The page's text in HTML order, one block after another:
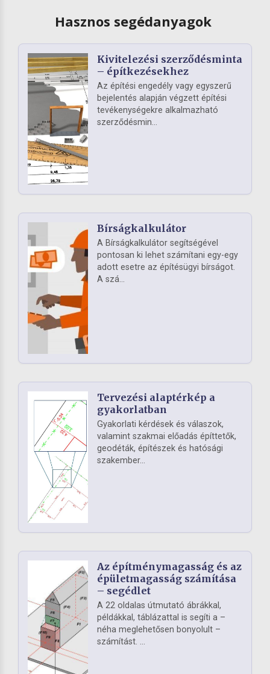
Hasznos segédanyagok
Kivitelezési szerződésminta
– építkezésekhez
Az építési engedély vagy egyszerű
bejelentés alapján végzett építési
tevékenységekre alkalmazható
szerződésmin...
Bírságkalkulátor
A Bírságkalkulátor segítségével
pontosan ki lehet számítani egy-egy
adott esetre az építésügyi bírságot.
A szá...
Tervezési alaptérkép a
gyakorlatban
Gyakorlati kérdések és válaszok,
valamint szakmai előadás építtetők,
geodéták, építészek és hatósági
szakember...
Az építménymagasság és az
épületmagasság számítása
– segédlet
A 22 oldalas útmutató ábrákkal,
példákkal, táblázattal is segíti a –
néha meglehetősen bonyolult –
számítást. ...